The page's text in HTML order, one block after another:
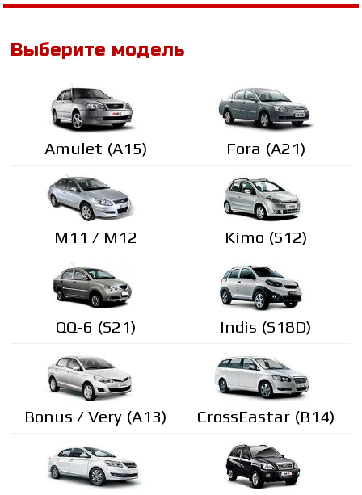
Выберите модель
Amulet (A15) Fora (A21)
М11 / М12 Kimo (S12)
QQ-6 (S21) Indis (S18D)
Bonus / Very (A13) CrossEastar (B14)